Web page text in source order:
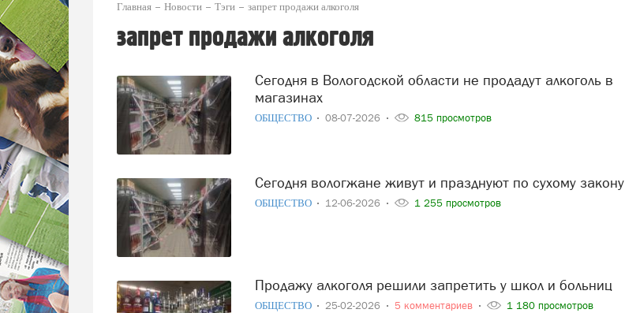
Главная Новости Тэги запрет продажи алкоголя
запрет продажи алкоголя
Сегодня в Вологодской области не продадут алкоголь в
магазинах
ОБЩЕСТВО 08-07-2026 815 просмотров
Сегодня вологжане живут и празднуют по сухому закону
ОБЩЕСТВО 12-06-2026 1 255 просмотров
Продажу алкоголя решили запретить у школ и больниц
ОБЩЕСТВО 25-02-2026 5 комментариев 1 180 просмотров